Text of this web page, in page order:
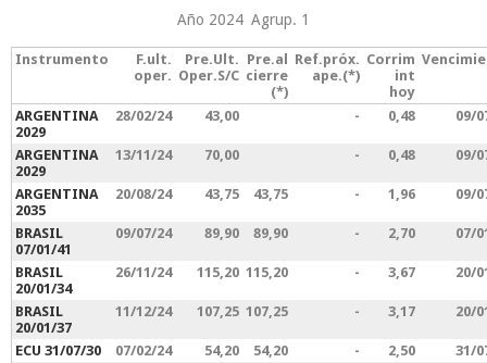
Año 2024 Agrup. 1
Instrumento
F.ult.
oper.
Pre.Ult.
Oper.S/C
Pre.al
cierre
(*)
Ref.próx.
ape.(*)
Corrim
int
hoy
ARGENTINA
2029
28/02/24 43,00 - 0,48 09/
ARGENTINA
2029
13/11/24 70,00 - 0,48 09/
ARGENTINA
2035
20/08/24 43,75 43,75 - 1,96 09/
BRASIL
07/01/41
09/07/24 89,90 89,90 - 2,70 07/
BRASIL
20/01/34
26/11/24 115,20 115,20 - 3,67 20/
BRASIL
20/01/37
11/12/24 107,25 107,25 - 3,17 20/
ECU 31/07/30 07/02/24 54,20 54,20 - 2,50
31/